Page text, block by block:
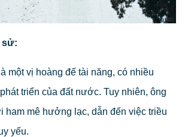
sử:
một vị hoàng đế tài năng, có nhiều
triển của đất nước. Tuy nhiên, ông
ham mê hưởng lạc, dẫn đến việc triều
yếu.